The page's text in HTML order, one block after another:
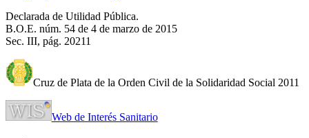
Declarada de Utilidad Pública.
B.O.E. núm. 54 de 4 de marzo de 2015
Sec. III, pág. 20211
Cruz de Plata de la Orden Civil de la Solidaridad Social 2011
Web de Interés Sanitario